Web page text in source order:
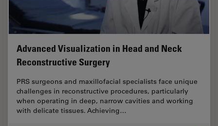
Advanced Visualization in Head and Neck
Reconstructive Surgery
PRS surgeons and maxillofacial specialists face unique
challenges in reconstructive procedures, particularly
when operating in deep, narrow cavities and working
with delicate tissues. Achieving…